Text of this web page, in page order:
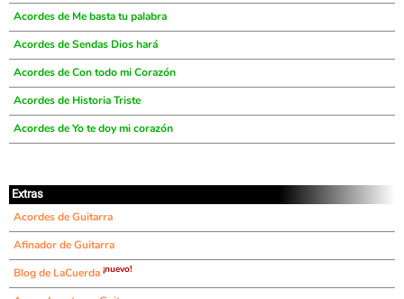
Acordes de Me basta tu palabra
Acordes de Sendas Dios hará
Acordes de Con todo mi Corazón
Acordes de Historia Triste
Acordes de Yo te doy mi corazón
Extras
Acordes de Guitarra
Afinador de Guitarra
Blog de LaCuerda ¡nuevo!